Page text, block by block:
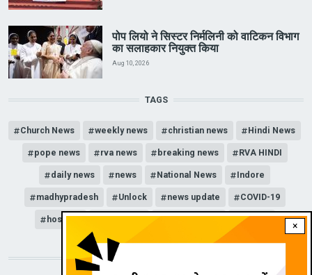
×
पोप लियो ने सिस्टर निर्मलिनी को वाटिकन विभाग
का सलाहकार नियुक्त किया
Aug 10, 2026
TAGS
Church News weekly news christian news Hindi News
pope news rva news breaking news RVA HINDI
daily news news National News Indore
madhypradesh Unlock news update COVID-19
hospital Lockdown news channel corona
DOWNLOAD RVA APP